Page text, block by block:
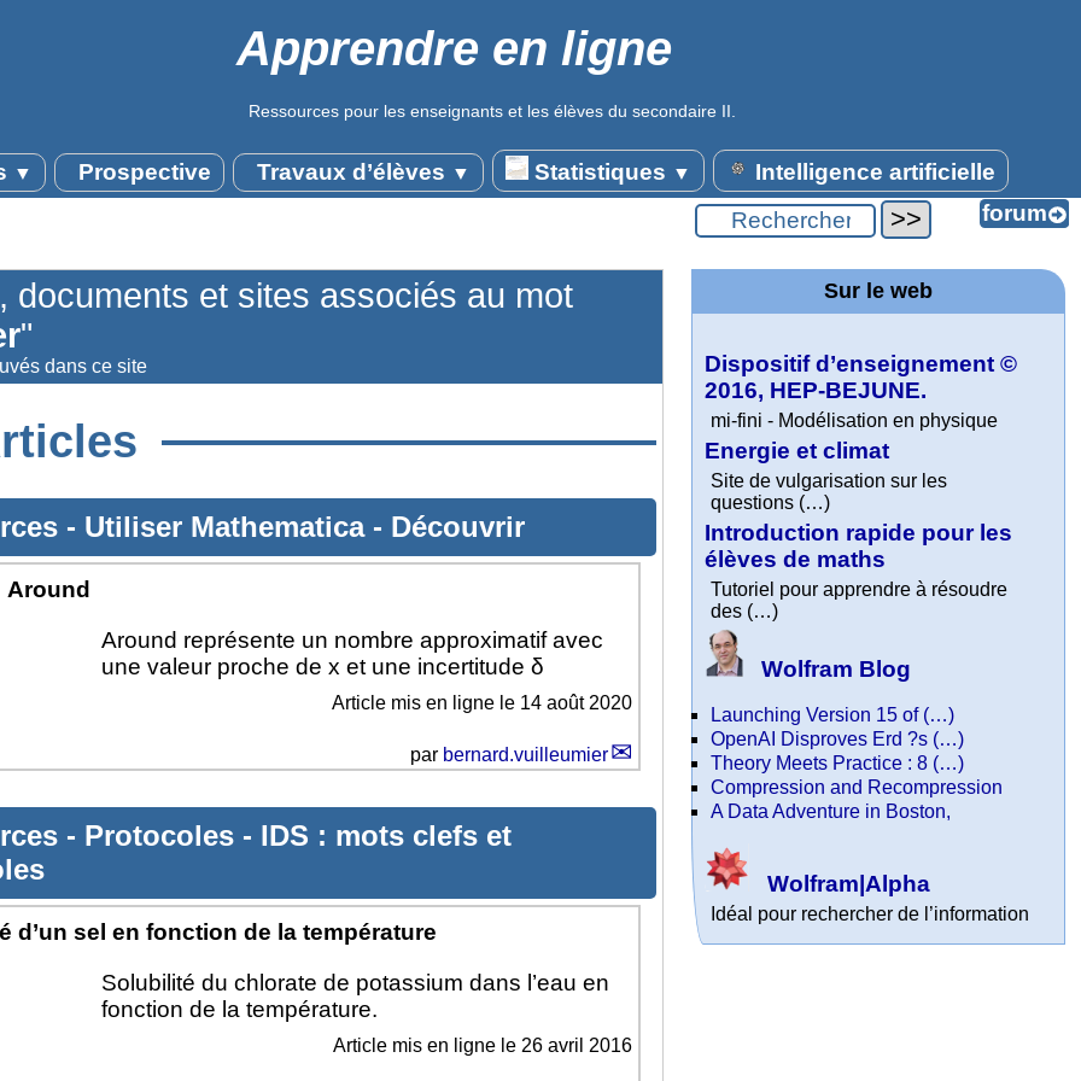
Apprendre en ligne
Ressources pour les enseignants et les élèves du secondaire II.
▼ Prospective Travaux d’élèves ▼ Statistiques ▼ Intelligence artificielle
documents et sites associés au mot
"
dans ce site
- Utiliser Mathematica - Découvrir
Around
Around représente un nombre approximatif avec
une valeur proche de x et une incertitude δ
Article mis en ligne le 14 août 2020
par bernard.vuilleumier
- Protocoles - IDS : mots clefs et
d’un sel en fonction de la température
Solubilité du chlorate de potassium dans l’eau en
fonction de la température.
Article mis en ligne le26 avril 2016
Sur le web
Dispositif d’enseignement ©
2016, HEP-BEJUNE.
mi-fini - Modélisation en physique
Energie et climat
Site de vulgarisation sur les
questions (…)
Introduction rapide pour les
élèves de maths
Tutoriel pour apprendre à résoudre
des (…)
Wolfram Blog
Launching Version 15 of (…)
OpenAI Disproves Erd ?s (…)
Theory Meets Practice : 8 (…)
Compression and Recompression
A Data Adventure in Boston,
Wolfram|Alpha
Idéal pour rechercher de l’information